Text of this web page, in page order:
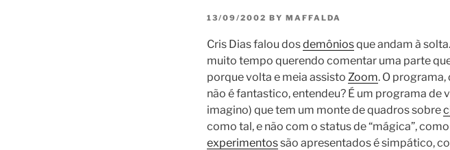
POSTED
13/09/2002 BY MAFFALDA
Cris Dias falou dosdemôniosque andam à
muito tempo querendo comentar uma parte
porque volta e meia assisto Zoom. O programa,
não é fantastico, entendeu? É um programa
imagino) que tem um monte de quadros sobre
como tal, e não com o status de “mágica”,
experimentossão apresentados é simpático,